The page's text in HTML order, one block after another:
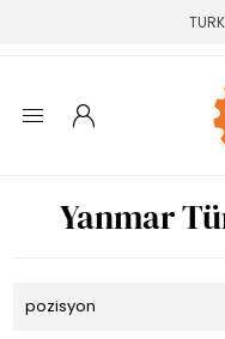
Yanmar